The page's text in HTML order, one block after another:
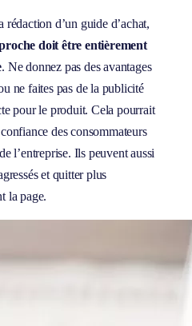
rédaction d’un guide d’achat,
doit être entièrement
. Ne donnez pas des avantages
ne faites pas de la publicité
pour le produit. Cela pourrait
des consommateurs
l’entreprise. Ils peuvent aussi
et quitter plus
la page.